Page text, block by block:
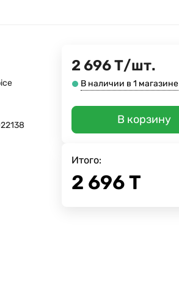
2 696Т/шт.
В наличии в 1 магазине
В корзину
Итого:
2 696Т